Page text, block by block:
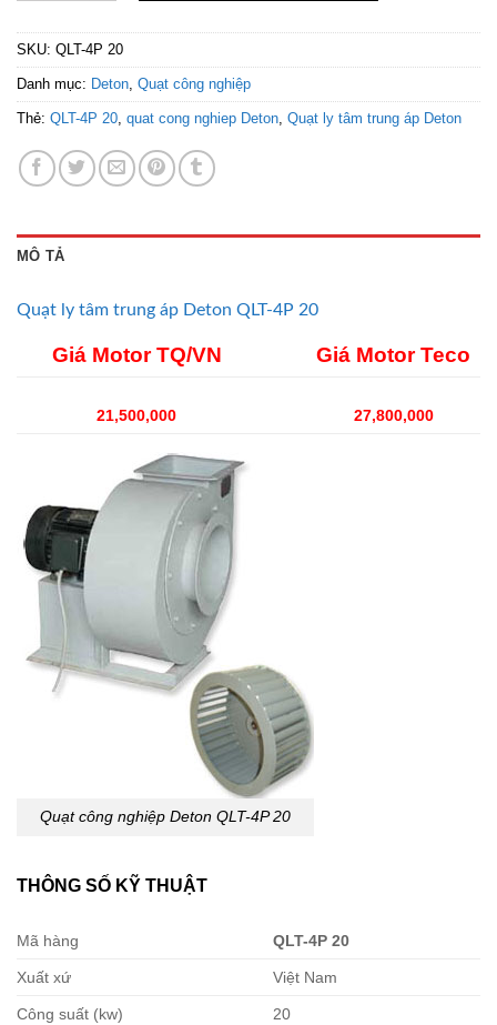
SKU: QLT-4P 20
Danh mục: Deton, Quạt công nghiệp
Thẻ: QLT-4P 20, quat cong nghiep Deton, Quạt ly tâm trung áp Deton
MÔ TẢ
Quạt ly tâm trung áp Deton QLT-4P 20
Giá Motor TQ/VN Giá Motor Teco
21,500,000 27,800,000
Quạt công nghiệp Deton QLT-4P 20
THÔNG SỐ KỸ THUẬT
Mã hàng QLT-4P 20
Xuất xứ Việt Nam
Công suất (kw) 20